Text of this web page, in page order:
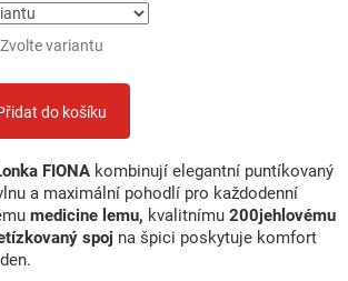
Zvolte variantu
do košíku
FIONA kombinují elegantní puntíkovaný
a maximální pohodlí pro každodenní
medicine lemu, kvalitnímu 200jehlovému
spoj na špici poskytuje komfort